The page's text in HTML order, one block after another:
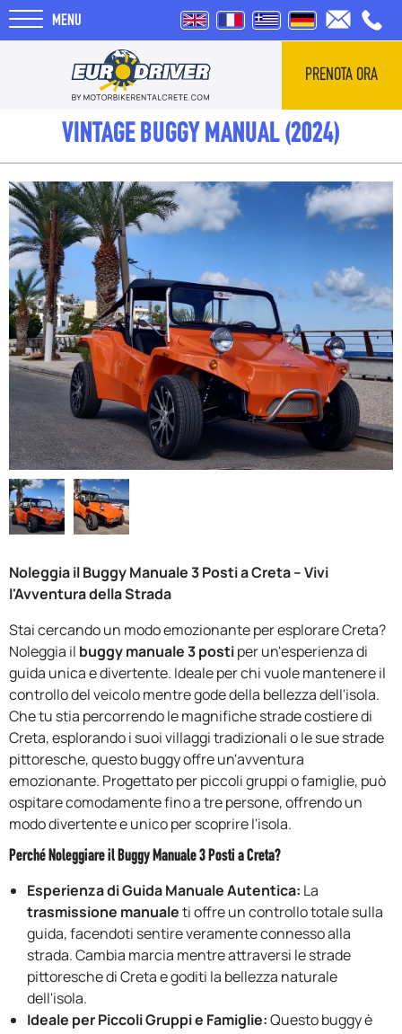
MENU
PRENOTA ORA
NOLEGGI
CHI SIAMO
RECENSIONI
TOUR
F.A.Q
VINTAGE BUGGY MANUAL (2024)
Noleggia il Buggy Manuale 3 Posti a Creta – Vivi
l'Avventura della Strada
Stai cercando un modo emozionante per esplorare Creta?
Noleggia il buggy manuale 3 postiper un'esperienza di
guida unica e divertente. Ideale per chi vuole mantenere il
controllo del veicolo mentre gode della bellezza dell'isola.
Che tu stia percorrendo le magnifiche strade costiere di
Creta, esplorando i suoi villaggi tradizionali o le sue strade
pittoresche, questo buggy offre un'avventura
emozionante. Progettato per piccoli gruppi o famiglie, può
ospitare comodamente fino a tre persone, offrendo un
modo divertente e unico per scoprire l'isola.
Perché Noleggiare il Buggy Manuale 3 Posti a Creta?
Esperienza di Guida Manuale Autentica: La
trasmissione manualeti offre un controllo totale sulla
guida, facendoti sentire veramente connesso alla
strada. Cambia marcia mentre attraversi le strade
pittoresche di Creta e goditi la bellezza naturale
dell'isola.
Ideale per Piccoli Gruppi e Famiglie:Questo buggy è